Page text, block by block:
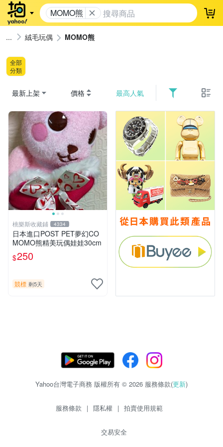
MOMO熊 登
絨毛玩偶 MOMO熊
全部
分類
最新上架 價格 最高人氣
桃樂斯收藏鋪 4334
日本進口POST PET夢幻CO
MOMO熊精美玩偶娃娃30cm
$250
競標 剩5天
Yahoo台灣電子商務 版權所有 © 2026 服務條款(更新)
服務條款 | 隱私權 | 拍賣使用規範
交易安全